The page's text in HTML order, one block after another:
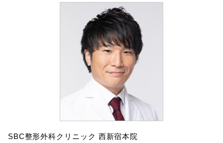
SBC整形外科クリニック 西新宿本院